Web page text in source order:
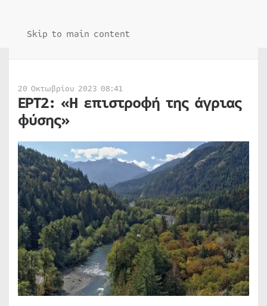
Skip to main content
20 Οκτωβρίου 2023 08:41
ΕΡΤ2: «Η επιστροφή της άγριας
φύσης»